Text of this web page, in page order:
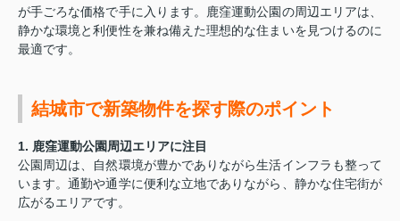
が手ごろな価格で手に入ります。鹿窪運動公園の周辺エリアは、
静かな環境と利便性を兼ね備えた理想的な住まいを見つけるのに
最適です。
結城市で新築物件を探す際のポイント
1. 鹿窪運動公園周辺エリアに注目
公園周辺は、自然環境が豊かでありながら生活インフラも整って
います。通勤や通学に便利な立地でありながら、静かな住宅街が
広がるエリアです。